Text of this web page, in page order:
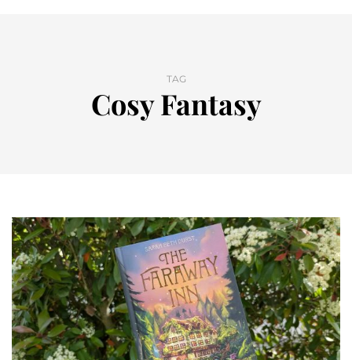
TAG
Cosy Fantasy